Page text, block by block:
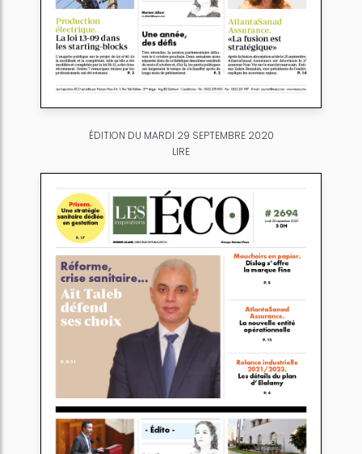
ÉDITION DU MARDI 29 SEPTEMBRE 2020
LIRE